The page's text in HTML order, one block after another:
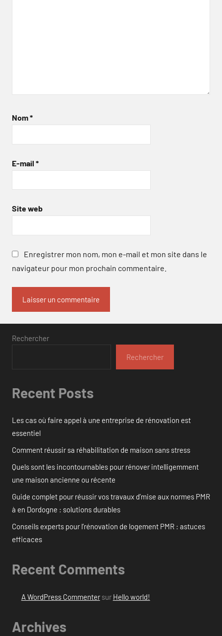
Nom*
E-mail *
Site web
Enregistrer mon nom, mon e-mail et mon site dans le
navigateur pour mon prochain commentaire.
Rechercher
Rechercher
Recent Posts
Les cas où faire appel à une entreprise de rénovation est
essentiel
Comment réussir sa réhabilitation de maison sans stress
Quels sont les incontournables pour rénover intelligemment
une maison ancienne ou récente
Guide complet pour réussir vos travaux d’mise aux normes PMR
à en Dordogne : solutions durables
Conseils experts pour l’rénovation de logement PMR : astuces
efficaces
Recent Comments
A WordPress Commentersur Hello world!
Archives